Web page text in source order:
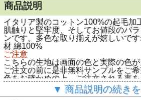
商品説明
イタリア製のコットン100%の起毛加
肌触りと堅牢度、そしてお値段のバ
ンです。多色な取り揃えが嬉しいで
材 綿100%
ご注意
こちらの生地は画面の色と実際の色が
ご注文の前に是非無料サンプルをご
色をお確かめの上、ご注文される事を
▼ 商品説明の続き